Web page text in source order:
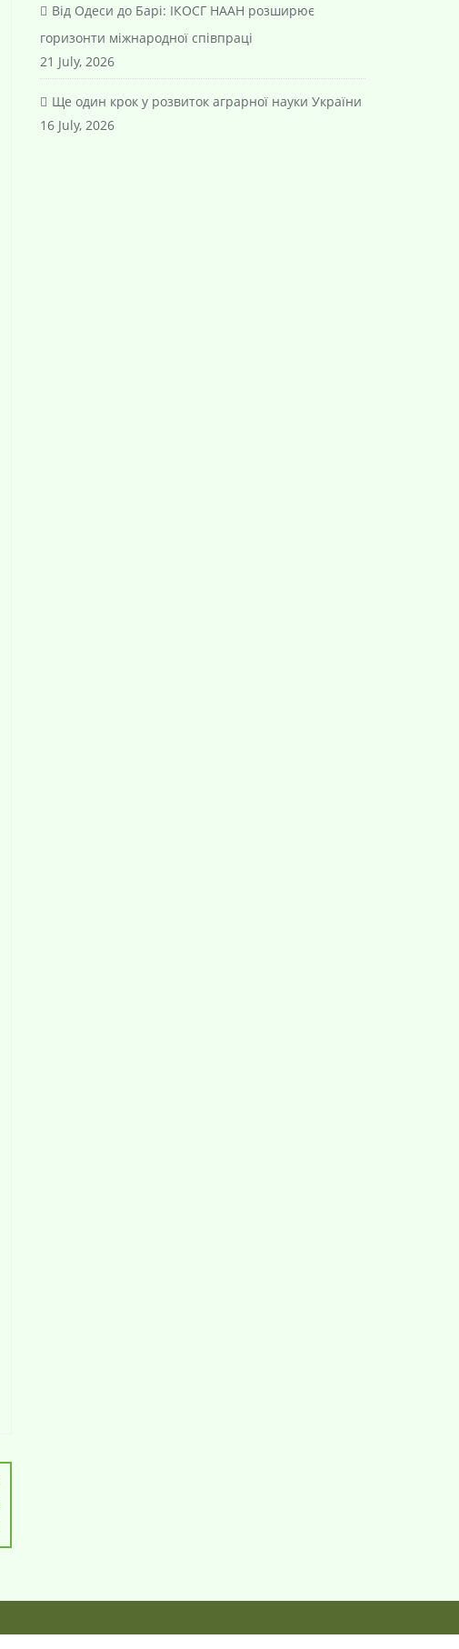
Від Одеси до Барі: ІКОСГ НААН розширює
горизонти міжнародної співпраці
21 July, 2026
Ще один крок у розвиток аграрної науки України
16 July, 2026